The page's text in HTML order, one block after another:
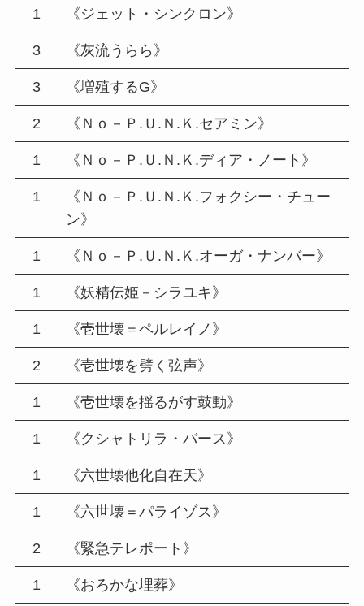
1 《ジェット・シンクロン》
3 《灰流うらら》
3 《増殖するG》
2 《Ｎｏ－Ｐ.Ｕ.Ｎ.Ｋ.セアミン》
1 《Ｎｏ－Ｐ.Ｕ.Ｎ.Ｋ.ディア・ノート》
1
《Ｎｏ－Ｐ.Ｕ.Ｎ.Ｋ.フォクシー・チュー
ン》
1 《Ｎｏ－Ｐ.Ｕ.Ｎ.Ｋ.オーガ・ナンバー》
1 《妖精伝姫－シラユキ》
1 《壱世壊＝ペルレイノ》
2 《壱世壊を劈く弦声》
1 《壱世壊を揺るがす鼓動》
1 《クシャトリラ・バース》
1 《六世壊他化自在天》
1 《六世壊＝パライゾス》
2 《緊急テレポート》
1 《おろかな埋葬》